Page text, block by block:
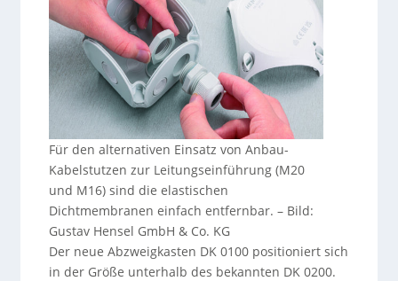
Für den alternativen Einsatz von Anbau-
Kabelstutzen zur Leitungseinführung (M20
und M16) sind die elastischen
Dichtmembranen einfach entfernbar. – Bild:
Gustav Hensel GmbH & Co. KG
Der neue Abzweigkasten DK 0100 positioniert sich
in der Größe unterhalb des bekannten DK 0200.